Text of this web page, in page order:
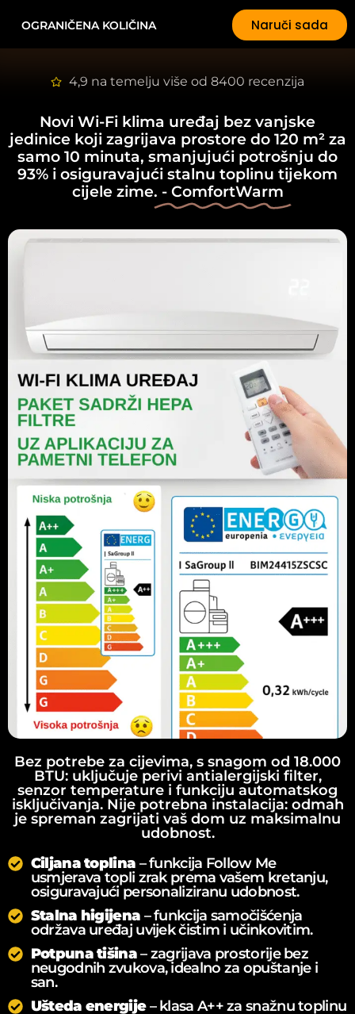
OGRANIČENA KOLIČINA Naruči sada
4,9 na temelju više od 8400 recenzija
Novi Wi-Fi klima uređaj bez vanjske
jedinice koji zagrijava prostore do 120 m² za
samo 10 minuta, smanjujući potrošnju do
93% i osiguravajući stalnu toplinu tijekom
cijele zime. - ComfortWarm
Bez potrebe za cijevima, s snagom od 18.000
BTU: uključuje perivi antialergijski filter,
senzor temperature i funkciju automatskog
isključivanja. Nije potrebna instalacija: odmah
je spreman zagrijati vaš dom uz maksimalnu
udobnost.
Ciljana toplina – funkcija Follow Me
usmjerava topli zrak prema vašem kretanju,
osiguravajući personaliziranu udobnost.
Stalna higijena – funkcija samočišćenja
održava uređaj uvijek čistim i učinkovitim.
Potpuna tišina– zagrijava prostorije bez
neugodnih zvukova, idealno za opuštanje i
san.
Ušteda energije– klasa A++ za snažnu toplinu